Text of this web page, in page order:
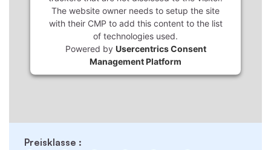
The website owner needs to setup the site
with their CMP to add this content to the list
of technologies used.
Powered by Usercentrics Consent
Management Platform
Preisklasse :